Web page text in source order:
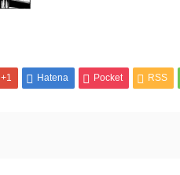
+1 Hatena Pocket RSS